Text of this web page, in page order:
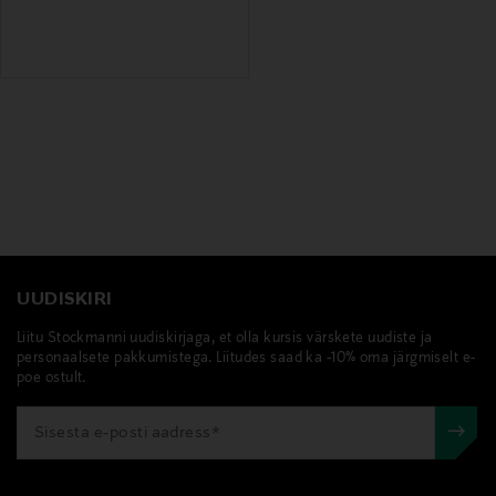
UUDISKIRI
Liitu Stockmanni uudiskirjaga, et olla kursis värskete uudiste ja
personaalsete pakkumistega. Liitudes saad ka -10% oma järgmiselt e-
poe ostult.